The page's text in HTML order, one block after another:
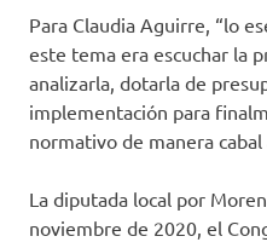
Para Claudia Aguirre, “lo
este tema era escuchar la
analizarla, dotarla de
implementación para
normativo de manera
La diputada local por
noviembre de 2020, el